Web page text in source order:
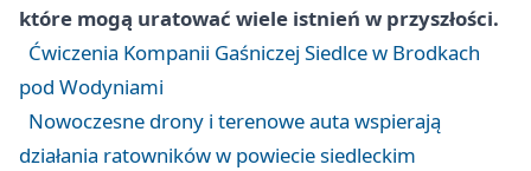
które mogą uratować wiele istnień w przyszłości.
Ćwiczenia Kompanii Gaśniczej Siedlce w Brodkach
pod Wodyniami
Nowoczesne drony i terenowe auta wspierają
działania ratowników w powiecie siedleckim